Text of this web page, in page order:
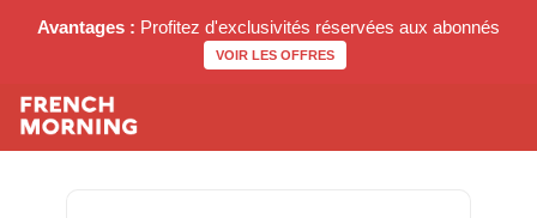
Avantages : Profitez d'exclusivités réservées aux abonnés
VOIR LES OFFRES